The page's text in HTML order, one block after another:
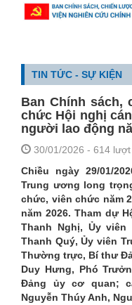
TIN TỨC - SỰ KIỆN
Ban Chính sách,
chức Hội nghị
người lao động
30/01/2026 - 614 lượt
Chiều ngày 29/01/
Trung ương long
chức, viên chức năm
năm 2026. Tham dự
Thanh Nghị, Ủy
Thanh Quý, Ủy viên
Thường trực, Bí thư
Duy Hưng, Phó
Đảng ủy cơ quan;
Nguyễn Thúy Anh,